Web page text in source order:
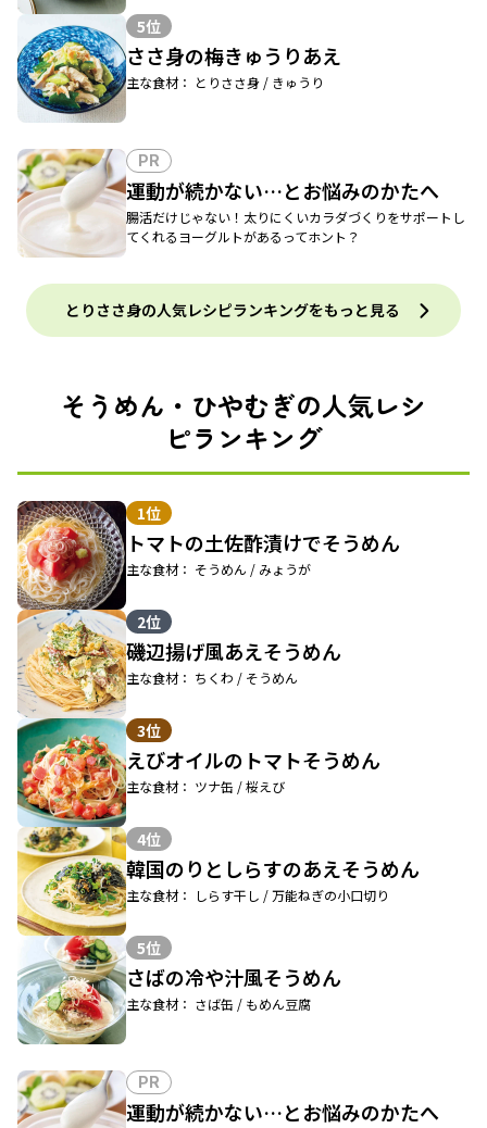
5位
ささ身の梅きゅうりあえ
主な食材： とりささ身 / きゅうり
PR
運動が続かない…とお悩みのかたへ
腸活だけじゃない！太りにくいカラダづくりをサポートし
てくれるヨーグルトがあるってホント？
とりささ身の人気レシピランキングをもっと見る
そうめん・ひやむぎの人気レシ
ピランキング
1位
トマトの土佐酢漬けでそうめん
主な食材： そうめん / みょうが
2位
磯辺揚げ風あえそうめん
主な食材： ちくわ / そうめん
3位
えびオイルのトマトそうめん
主な食材： ツナ缶 / 桜えび
4位
韓国のりとしらすのあえそうめん
主な食材： しらす干し / 万能ねぎの小口切り
5位
さばの冷や汁風そうめん
主な食材： さば缶 / もめん豆腐
PR
運動が続かない…とお悩みのかたへ